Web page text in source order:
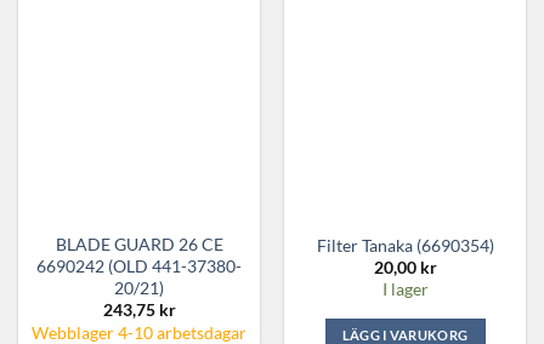
BLADE GUARD 26 CE
6690242 (OLD 441-37380-
20/21)
243,75 kr
Webblager 4-10 arbetsdagar
Filter Tanaka (6690354)
20,00 kr
I lager
LÄGG I VARUKORG